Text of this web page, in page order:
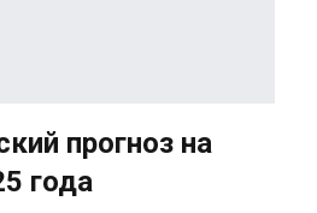
прогноз на
года